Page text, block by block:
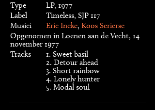
Type
LP, 1977
Label
Timeless, SJP 117
Musici
Eric Ineke, Koos Serierse
Opgenomen in Loenen aan de Vecht, 14
november 1977
Tracks
1. Sweet basil
2. Detour ahead
3. Short rainbow
4. Lonely hunter
5. Modal soul